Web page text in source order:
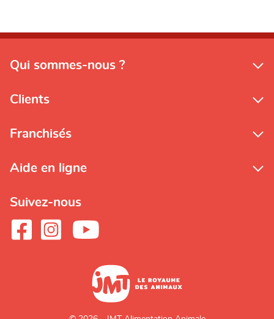
Qui sommes-nous ?
Clients
Franchisés
Aide en ligne
Suivez-nous